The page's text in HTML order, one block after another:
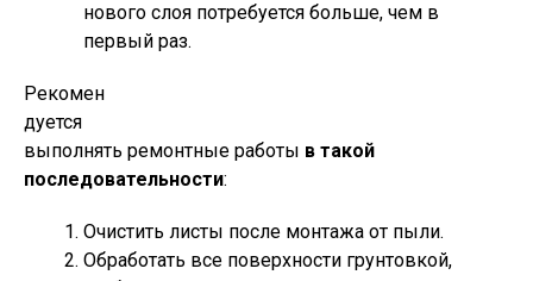
нового слоя потребуется больше, чем в
первый раз.
Рекомен
дуется
выполнять ремонтные работы в такой
последовательности:
Очистить листы после монтажа от пыли.
Обработать все поверхности грунтовкой,